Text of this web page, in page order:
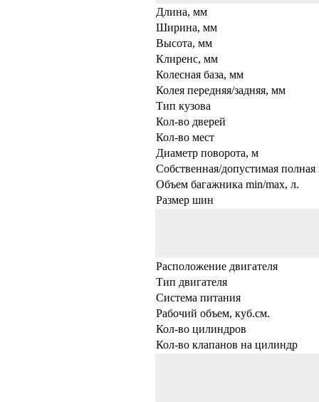
Длина, мм
Ширина, мм
Высота, мм
Клиренс, мм
Колесная база, мм
Колея передняя/задняя, мм
Тип кузова
Кол-во дверей
Кол-во мест
Диаметр поворота, м
Собственная/допустимая полная
Объем багажника min/max, л.
Размер шин
Расположение двигателя
Тип двигателя
Система питания
Рабочий объем, куб.см.
Кол-во цилиндров
Кол-во клапанов на цилиндр